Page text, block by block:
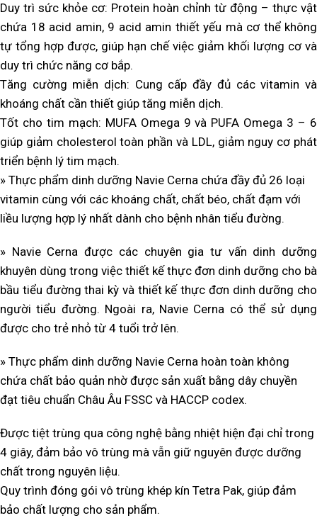
Duy trì sức khỏe cơ: Protein hoàn chỉnh từ động – thực vật
chứa 18 acid amin, 9 acid amin thiết yếu mà cơ thể không
tự tổng hợp được, giúp hạn chế việc giảm khối lượng cơ và
duy trì chức năng cơ bắp.
Tăng cường miễn dịch: Cung cấp đầy đủ các vitamin và
khoáng chất cần thiết giúp tăng miễn dịch.
Tốt cho tim mạch: MUFA Omega 9 và PUFA Omega 3 – 6
giúp giảm cholesterol toàn phần và LDL, giảm nguy cơ phát
triển bệnh lý tim mạch.
» Thực phẩm dinh dưỡng Navie Cerna chứa đầy đủ 26 loại
vitamin cùng với các khoáng chất, chất béo, chất đạm với
liều lượng hợp lý nhất dành cho bệnh nhân tiểu đường.
» Navie Cerna được các chuyên gia tư vấn dinh dưỡng
khuyên dùng trong việc thiết kế thực đơn dinh dưỡng cho bà
bầu tiểu đường thai kỳ và thiết kế thực đơn dinh dưỡng cho
người tiểu đường. Ngoài ra, Navie Cerna có thể sử dụng
được cho trẻ nhỏ từ 4 tuổi trở lên.
» Thực phẩm dinh dưỡng Navie Cerna hoàn toàn không
chứa chất bảo quản nhờ được sản xuất bằng dây chuyền
đạt tiêu chuẩn Châu Âu FSSC và HACCP codex.
Được tiệt trùng qua công nghệ bằng nhiệt hiện đại chỉ trong
4 giây, đảm bảo vô trùng mà vẫn giữ nguyên được dưỡng
chất trong nguyên liệu.
Quy trình đóng gói vô trùng khép kín Tetra Pak, giúp đảm
bảo chất lượng cho sản phẩm.